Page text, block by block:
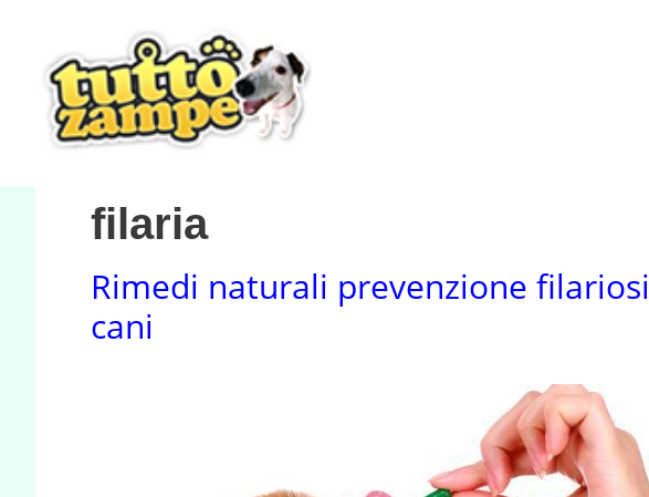
contenuto
filaria
Rimedi naturali prevenzione filariosi
cani